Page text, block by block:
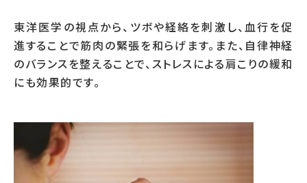
東洋医学の視点から、ツボや経絡を刺激し、血行を促
進することで筋肉の緊張を和らげます。また、自律神経
のバランスを整えることで、ストレスによる肩こりの緩和
にも効果的です。